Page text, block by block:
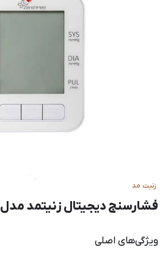
زنیت مد
فشارسنج دیجیتال زنیتمد مدل LD-579
ویژگی‌های اصلی